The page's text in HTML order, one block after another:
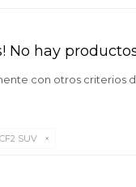
No hay
con otros criterios
CF2 SUV